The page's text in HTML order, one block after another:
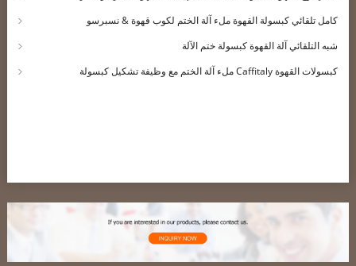
كامل تلقائي كبسولة القهوة ملء آلة الختم لكوب قهوة & نسبرسو
شبه التلقائي آلة القهوة كبسولة ختم الآلة
كبسولات القهوة Caffitaly ملء آلة الختم مع وظيفة تشكيل كبسولة